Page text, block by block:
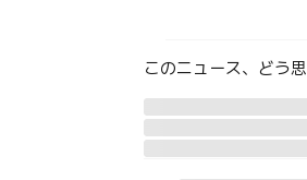
このニュース、どう